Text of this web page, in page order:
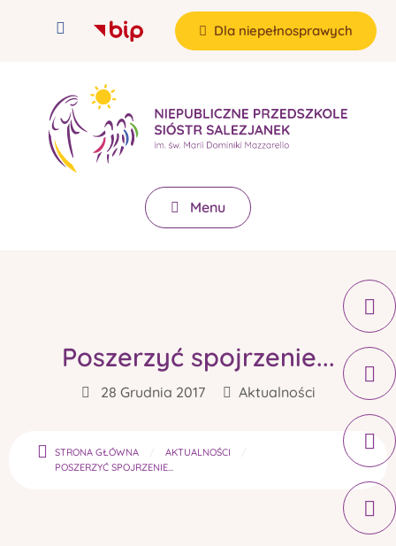
Dla niepełnosprawych
Menu
Poszerzyć spojrzenie...
28 Grudnia 2017 Aktualności
STRONA GŁÓWNA
AKTUALNOŚCI
POSZERZYĆ SPOJRZENIE...